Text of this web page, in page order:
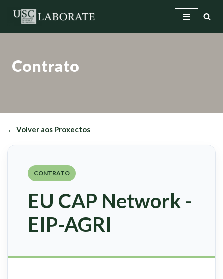
Saltar
Contrato
← Volver aos Proxectos
CONTRATO
EU CAP Network -
EIP-AGRI